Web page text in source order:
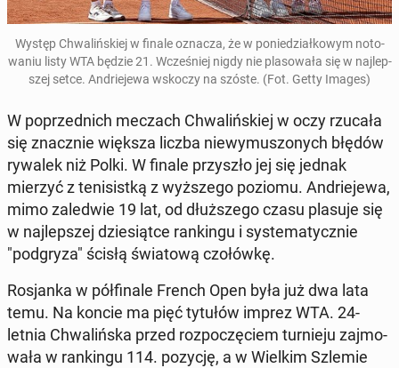
Występ Chwa­liń­skiej w finale oznacza, że w po­nie­dział­ko­wym no­to­
wa­niu listy WTA będzie 21. Wcze­śniej nigdy nie pla­so­wa­ła się w naj­lep­
szej setce. An­drie­je­wa wskoczy na szóste. (Fot. Getty Images)
W po­przed­nich meczach Chwa­liń­skiej w oczy rzucała
się znacz­nie większa liczba nie­wy­mu­szo­nych błędów
rywalek niż Polki. W finale przy­szło jej się jednak
mierzyć z te­ni­sist­ką z wyż­sze­go poziomu. An­drie­je­wa,
mimo za­le­d­wie 19 lat, od dłuż­sze­go czasu plasuje się
w naj­lep­szej dzie­siąt­ce ran­kin­gu i sys­te­ma­tycz­nie
"pod­gry­za" ścisłą świa­to­wą czo­łów­kę.
Ro­sjan­ka w pół­fi­na­le French Open była już dwa lata
temu. Na koncie ma pięć tytułów imprez WTA. 24-
letnia Chwa­liń­ska przed roz­po­czę­ciem tur­nie­ju zaj­mo­
wa­ła w ran­kin­gu 114. pozycję, a w Wielkim Szlemie